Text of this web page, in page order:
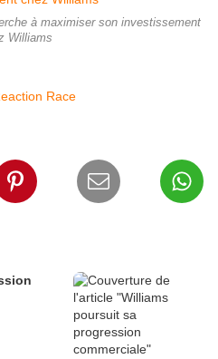
à maximiser son investissement
Williams
Race